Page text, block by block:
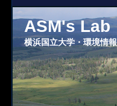
ASM's Lab
横浜国立大学・環境情